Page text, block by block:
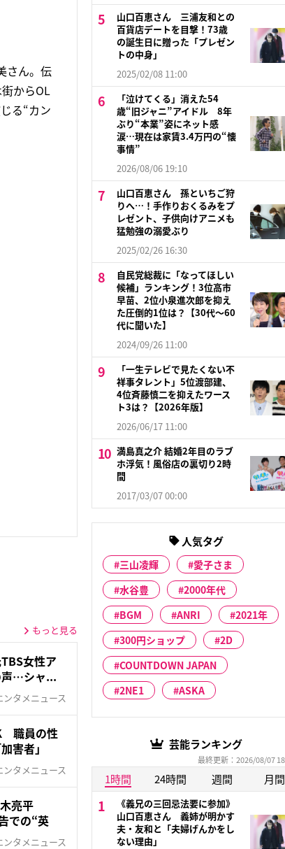
さん。伝
からOL
る“カン
もっと見る
女性ア
…シャ...
ンタメニュース
職員の性
害者」
ンタメニュース
亮平
での“英
ンタメニュース
山口百恵さん 三浦友和との
百貨店デートを目撃！73歳
の誕生日に贈った「プレゼン
トの中身」
2025/02/08 11:00
「泣けてくる」消えた54
歳“旧ジャニ”アイドル 8年
ぶり“本業”姿にネット感
涙…現在は家賃3.4万円の“懐
事情”
2026/08/06 19:10
山口百恵さん 孫といちご狩
りへ…！手作りおくるみをプ
レゼント、子供向けアニメも
猛勉強の溺愛ぶり
2025/02/26 16:30
自民党総裁に「なってほしい
候補」ランキング！3位高市
早苗、2位小泉進次郎を抑え
た圧倒的1位は？【30代〜60
代に聞いた】
2024/09/26 11:00
「一生テレビで見たくない不
祥事タレント」5位渡部建、
4位斉藤慎二を抑えたワース
ト3は？【2026年版】
2026/06/17 11:00
満島真之介 結婚2年目のラブ
ホ浮気！風俗店の裏切り2時
間
2017/03/07 00:00
人気タグ
三山凌輝
愛子さま
水谷豊
2000年代
BGM
ANRI
2021年
300円ショップ
2D
COUNTDOWN JAPAN
2NE1
ASKA
芸能ランキング
最終更新：2026/08/07
1時間 24時間 週間 月間
《義兄の三回忌法要に参加》
山口百恵さん 義姉が明かす
夫・友和と「夫婦げんかをし
ない理由」